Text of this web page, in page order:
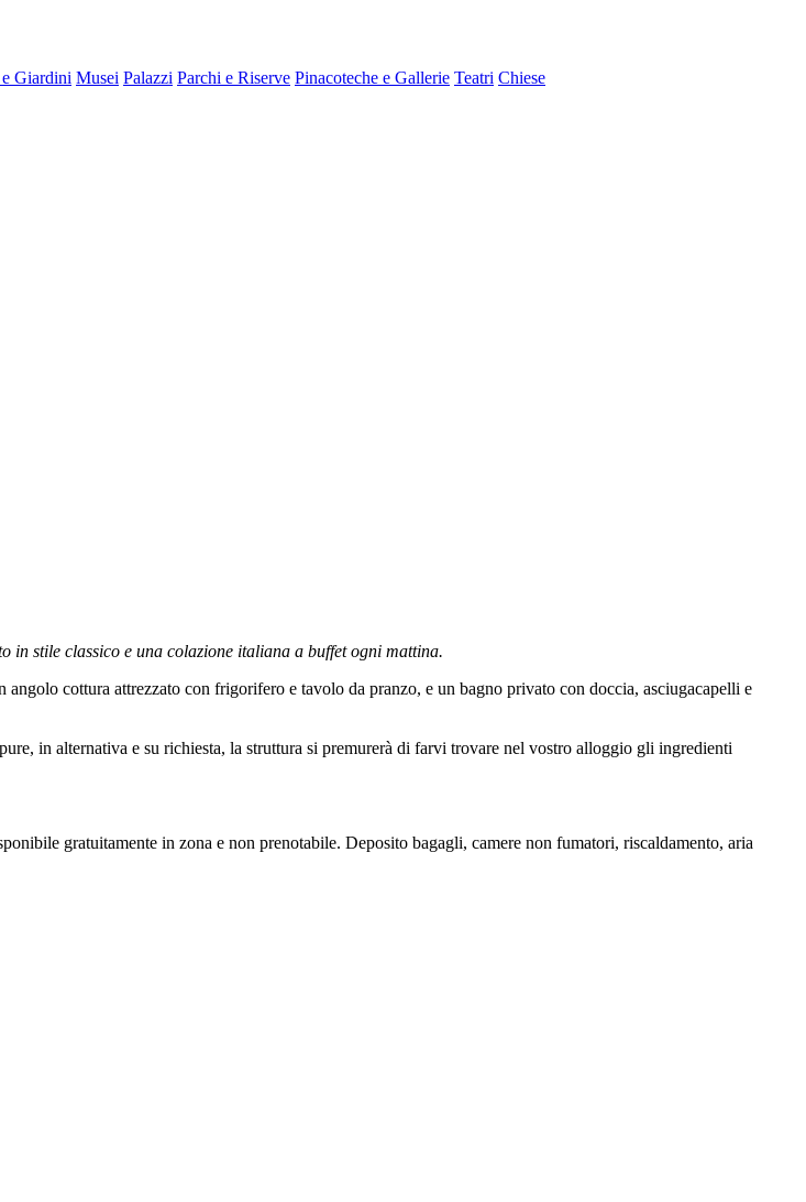
Giardini Musei Palazzi Parchi e Riserve Pinacoteche e Gallerie Teatri Chiese
in stile classico e una colazione italiana a buffet ogni mattina.
cottura attrezzato con frigorifero e tavolo da pranzo, e un bagno privato con doccia, asciugacapelli e
in alternativa e su richiesta, la struttura si premurerà di farvi trovare nel vostro alloggio gli ingredienti
gratuitamente in zona e non prenotabile. Deposito bagagli, camere non fumatori, riscaldamento, aria